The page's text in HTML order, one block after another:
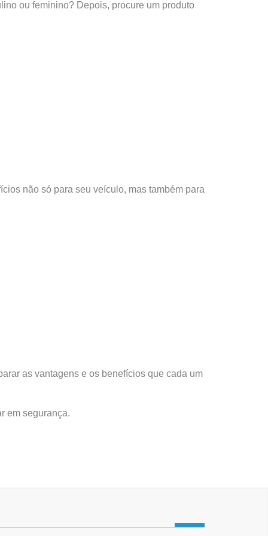
ou feminino? Depois, procure um produto
não só para seu veículo, mas também para
as vantagens e os benefícios que cada um
em segurança.